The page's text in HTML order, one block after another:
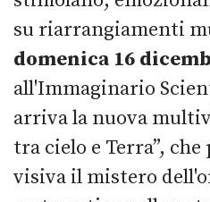
su riarrangiamenti
domenica 16
all'Immaginario
arriva la nuova
tra cielo e Terra”,
visiva il mistero